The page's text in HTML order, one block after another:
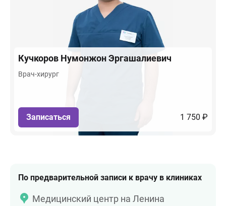
Кучкоров Нумонжон Эргашалиевич
Врач-хирург
Записаться 1 750 ₽
По предварительной записи к врачу в клиниках
Медицинский центр на Ленина